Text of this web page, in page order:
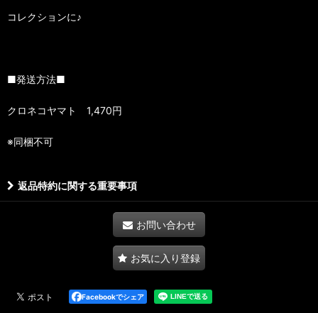
コレクションに♪
■発送方法■
クロネコヤマト 1,470円
※同梱不可
返品特約に関する重要事項
お問い合わせ
お気に入り登録
Facebookでシェア